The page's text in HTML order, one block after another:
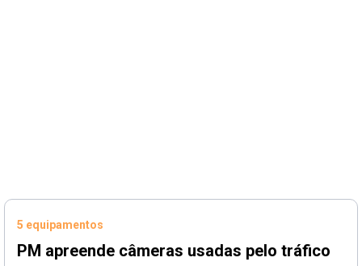
5 equipamentos
PM apreende câmeras usadas pelo tráfico